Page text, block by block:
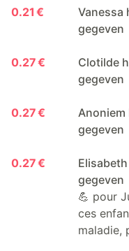
0.21 €
Vanessa
gegeven
0.27 €
Clotilde
gegeven
0.27 €
Anoniem
gegeven
0.27 €
gegeven
💪 pour
ces
maladie,